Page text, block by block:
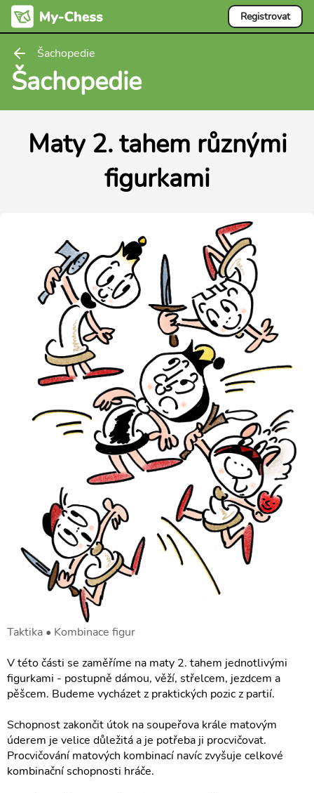
Registrovat
Šachopedie
Šachopedie
Maty 2. tahem různými
figurkami
Taktika • Kombinace figur
V této části se zaměříme na maty 2. tahem jednotlivými
figurkami - postupně dámou, věží, střelcem, jezdcem a
pěšcem. Budeme vycházet z praktických pozic z partií.
Schopnost zakončit útok na soupeřova krále matovým
úderem je velice důležitá a je potřeba ji procvičovat.
Procvičování matových kombinací navíc zvyšuje celkové
kombinační schopnosti hráče.